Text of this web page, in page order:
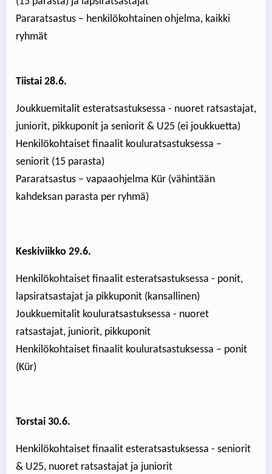
Pararatsastus – henkilökohtainen ohjelma, kaikki
ryhmät
Tiistai 28.6.
Joukkuemitalit esteratsastuksessa - nuoret ratsastajat,
juniorit, pikkuponit ja seniorit & U25 (ei joukkuetta)
Henkilökohtaiset finaalit kouluratsastuksessa –
seniorit (15 parasta)
Pararatsastus – vapaaohjelma Kür (vähintään
kahdeksan parasta per ryhmä)
Keskiviikko 29.6.
Henkilökohtaiset finaalit esteratsastuksessa - ponit,
lapsiratsastajat ja pikkuponit (kansallinen)
Joukkuemitalit kouluratsastuksessa - nuoret
ratsastajat, juniorit, pikkuponit
Henkilökohtaiset finaalit kouluratsastuksessa – ponit
(Kür)
Torstai 30.6.
Henkilökohtaiset finaalit esteratsastuksessa - seniorit
& U25, nuoret ratsastajat ja juniorit